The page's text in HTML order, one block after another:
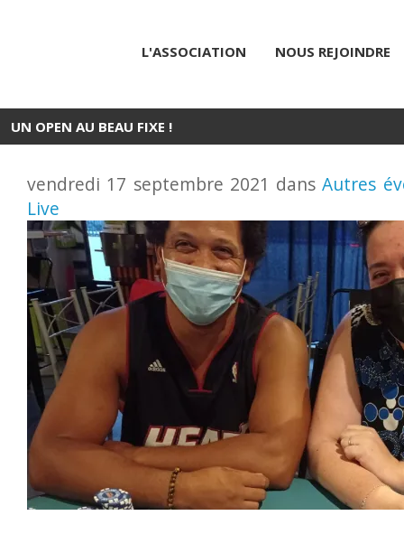
L'ASSOCIATION NOUS REJOINDRE
UN OPEN AU BEAU FIXE !
vendredi 17 septembre 2021 dansAutres
Live